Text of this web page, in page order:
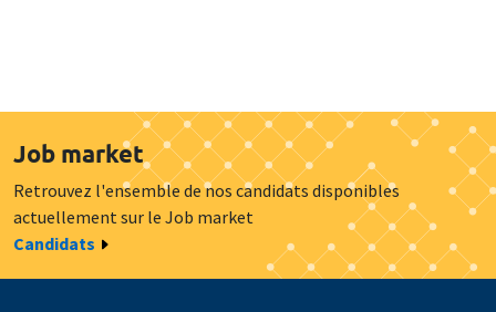
Job market
Retrouvez l'ensemble de nos candidats disponibles
actuellement sur le Job market
Candidats